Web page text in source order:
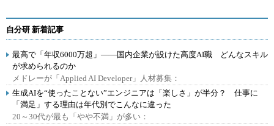
自分研 新着記事
最高で「年収6000万超」――国内企業が設けた高度AI職 どんなスキル
が求められるのか
メドレーが「Applied AI Developer」人材募集：
生成AIを“使ったことない”エンジニアは「楽しさ」が半分？ 仕事に
「満足」する理由は年代別でこんなに違った
20～30代が最も「やや不満」が多い：